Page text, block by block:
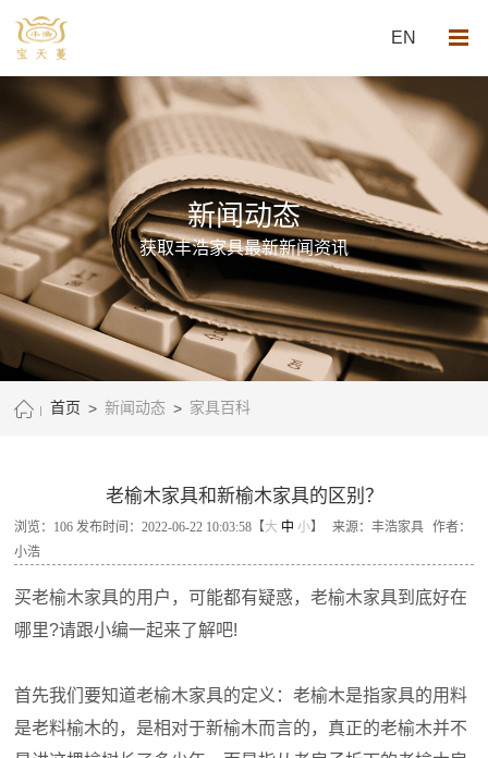
EN
新闻动态
获取丰浩家具最新新闻资讯
首页 > 新闻动态 > 家具百科
老榆木家具和新榆木家具的区别？
浏览： 106 发布时间：2022-06-22 10:03:58【大 中 小】 来源：丰浩家具
作者：
小浩
买老榆木家具的用户，可能都有疑惑，老榆木家具到底好在
哪里?请跟小编一起来了解吧!
首先我们要知道老榆木家具的定义：老榆木是指家具的用料
是老料榆木的，是相对于新榆木而言的，真正的老榆木并不